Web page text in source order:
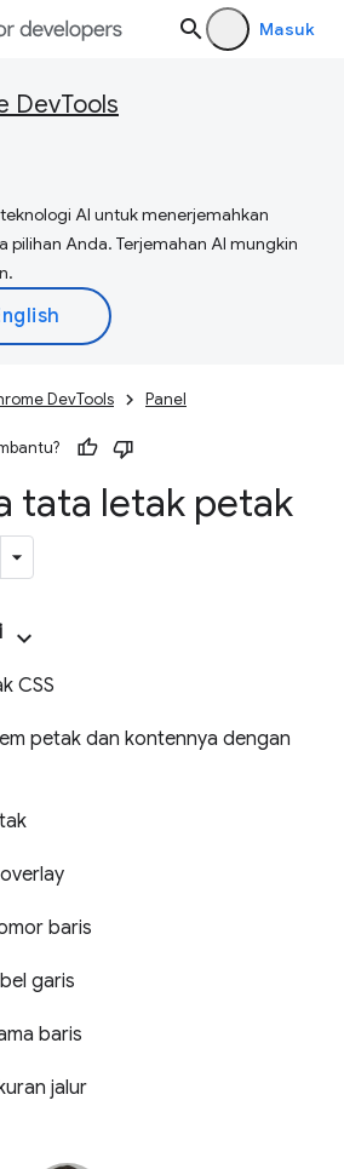
Masuk
DevTools
AI untuk menerjemahkan
pilihan Anda. Terjemahan AI mungkin
DevTools Panel
tata letak petak
CSS
petak dan kontennya dengan
baris
garis
baris
jalur